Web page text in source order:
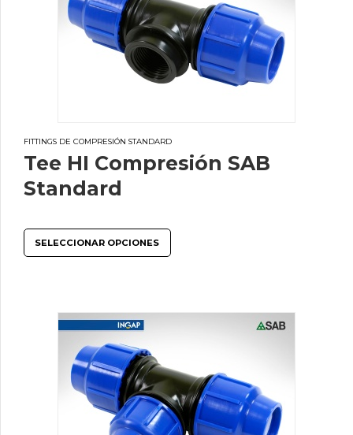
FITTINGS DE COMPRESIÓN STANDARD
Tee HI Compresión SAB
Standard
SELECCIONAR OPCIONES